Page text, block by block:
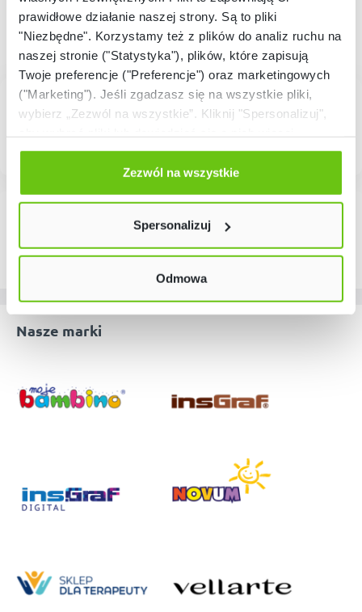
prawidłowe działanie naszej strony. Są to pliki
"Niezbędne". Korzystamy też z plików do analiz ruchu na
naszej stronie ("Statystyka"), plików, które zapisują
Twoje preferencje ("Preferencje") oraz marketingowych
("Marketing"). Jeśli zgadzasz się na wszystkie pliki,
wybierz „Zezwól na wszystkie”. Kliknij "Spersonalizuj",
Odmów zgody poprzez przycisk „Odmowa”. Wtedy
użyjemy tylko plików niezbędnych dla naszej strony.
Twój wybór możesz zmienić przez kliknięcie przycisku w
Polityce prywatności
Zezwól na wszystkie
Spersonalizuj
Odmowa
Nasze marki